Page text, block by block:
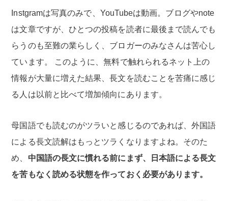
Instgramは写真のみで、YouTubeは動画。ブログやnote
は文章ですが、ひとつの投稿を読者に最後まで読んでも
らうのも至難の業らしく、ブロガーのみなさんは苦心し
ています。 このように、無料で触れられるネット上の
情報が大量に増えた結果、長文を読むことを苦痛に感じ
る人は以前と比べて増加傾向にあります。
母国語でも読むのがツラいと感じるのであれば、外国語
による長文読解はもっとツラくなりますよね。そのた
め、 中国語の長文に慣れる前にまず、日本語による長文
を苦もなく読める状態を作っておく必要があります。